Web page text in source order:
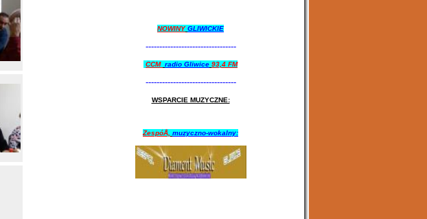
NOWINY GLIWICKIE
---------------------------------
CCM radio Gliwice 93,4 FM
---------------------------------
WSPARCIE MUZYCZNE:
ZespóÅ‚ muzyczno-wokalny: